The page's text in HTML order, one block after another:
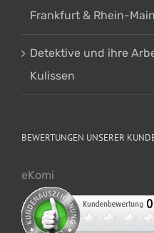
Frankfurt & Rhein-Main
Detektive und ihre
Kulissen
BEWERTUNGEN UNSERER
eKomi